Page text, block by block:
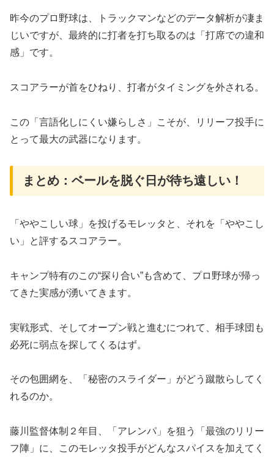
​昨今のプロ野球は、トラックマンなどのデータ解析が凄ま
じいですが、最終的に打者を打ち取るのは「打席での違和
感」です。
スコアラーが首をひねり、打者がタイミングを外される。
この「言語化しにくい嫌らしさ」こそが、リリーフ投手に
とって最大の武器になります。
​まとめ：ベールを脱ぐ日が待ち遠しい！
​「ややこしい球」を投げるモレッタと、それを「ややこし
い」と評するスコアラー。
キャンプ特有のこの“探り合い”も含めて、プロ野球が帰っ
てきた実感が湧いてきます。
​実戦形式、そしてオープン戦と進むにつれて、相手球団も
必死に弱点を探してくるはず。
その包囲網を、「秘密のスライダー」がどう蹴散らしてく
れるのか。
​藤川監督体制２年目、「アレンパ」を狙う「最強のリリー
フ陣」に、このモレッタ投手がどんなスパイスを加えてく